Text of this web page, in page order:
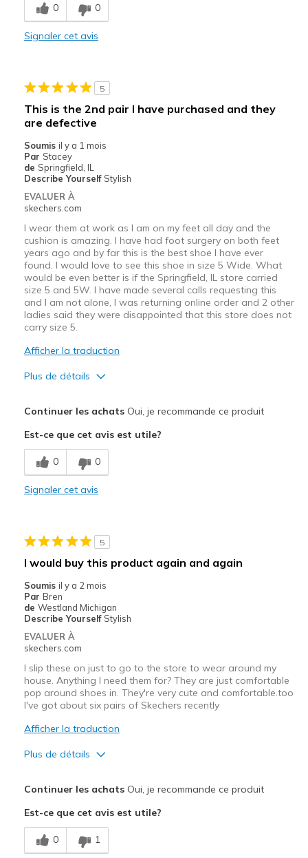
Les meilleures utilisations
Casual Wear
Sizing
Feels true to size
0 0
Signaler cet avis
5
This is the 2nd pair I have purchased and they
are defective
Soumis il y a 1 mois
Par Stacey
de Springfield, IL
Describe Yourself Stylish
EVALUER À
skechers.com
I wear them at work as I am on my feet all day and the
cushion is amazing. I have had foot surgery on both feet
years ago and by far this is the best shoe I have ever
found. I would love to see this shoe in size 5 Wide. What
would be even better is if the Springfield, IL store carried
size 5 and 5W. I have made several calls requesting this
and I am not alone, I was returning online order and 2 other
ladies said they were disappointed that this store does not
carry size 5.
Afficher la traduction
Plus de détails
Les meilleures utilisations
I am on my feet at work
View On Shoes
I'm Really Into Shoes
Continuer les achatsOui, je recommande ce produit
Est-ce que cet avis est utile?
0 0
Signaler cet avis
5
I would buy this product again and again
Soumis il y a 2 mois
Par Bren
de Westland Michigan
Describe Yourself Stylish
EVALUER À
skechers.com
I slip these on just to go to the store to wear around my
house. Anything I need them for? They are just comfortable
pop around shoes in. They're very cute and comfortable.too
I've got about six pairs of Skechers recently
Afficher la traduction
Plus de détails
Breathe Well
Comfortable
Continuer les achatsOui, je recommande ce produit
Est-ce que cet avis est utile?
0 1